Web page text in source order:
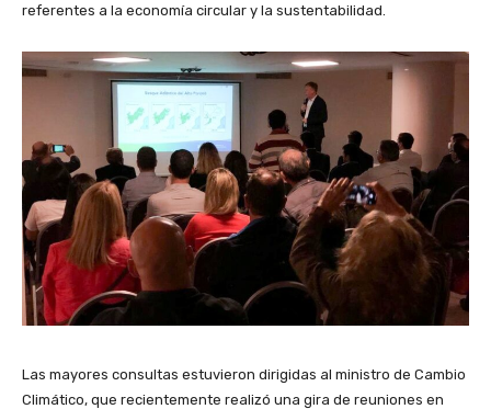
referentes a la economía circular y la sustentabilidad.
Las mayores consultas estuvieron dirigidas al ministro de Cambio
Climático, que recientemente realizó una gira de reuniones en